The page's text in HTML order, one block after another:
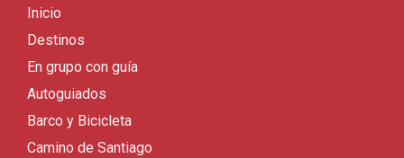
Inicio
Destinos
En grupo con guía
Autoguiados
Barco y Bicicleta
Camino de Santiago